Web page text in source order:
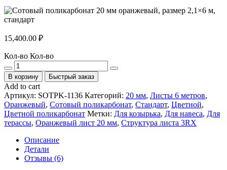
15,400.00 ₽
Кол-во Кол-во
В корзину Быстрый заказ
Add to cart
Артикул: SOTPK-1136 Категорий: 20 мм, Листы 6 метров,
Оранжевый, Сотовый поликарбонат, Стандарт, Цветной,
Цветной поликарбонат Метки: Для козырька, Для навеса, Для
терассы, Оранжевый лист 20 мм, Структура листа 3RX
Описание
Детали
Отзывы (6)